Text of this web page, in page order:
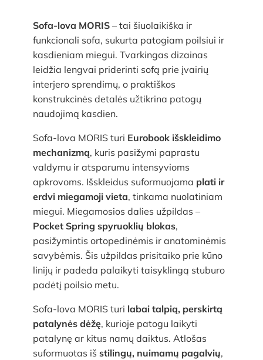
Sofa-lova MORIS – tai šiuolaikiška ir
funkcionali sofa, sukurta patogiam poilsiui ir
kasdieniam miegui. Tvarkingas dizainas
leidžia lengvai priderinti sofą prie įvairių
interjero sprendimų, o praktiškos
konstrukcinės detalės užtikrina patogų
naudojimą kasdien.
Sofa-lova MORIS turi Eurobook išskleidimo
mechanizmą, kuris pasižymi paprastu
valdymu ir atsparumu intensyvioms
apkrovoms. Išskleidus suformuojama plati ir
erdvi miegamoji vieta, tinkama nuolatiniam
miegui. Miegamosios dalies užpildas –
Pocket Spring spyruoklių blokas,
pasižymintis ortopedinėmis ir anatominėmis
savybėmis. Šis užpildas prisitaiko prie kūno
linijų ir padeda palaikyti taisyklingą stuburo
padėtį poilsio metu.
Sofa-lova MORIS turi labai talpią, perskirtą
patalynės dėžę, kurioje patogu laikyti
patalynę ar kitus namų daiktus. Atlošas
suformuotas iš stilingų, nuimamų pagalvių,